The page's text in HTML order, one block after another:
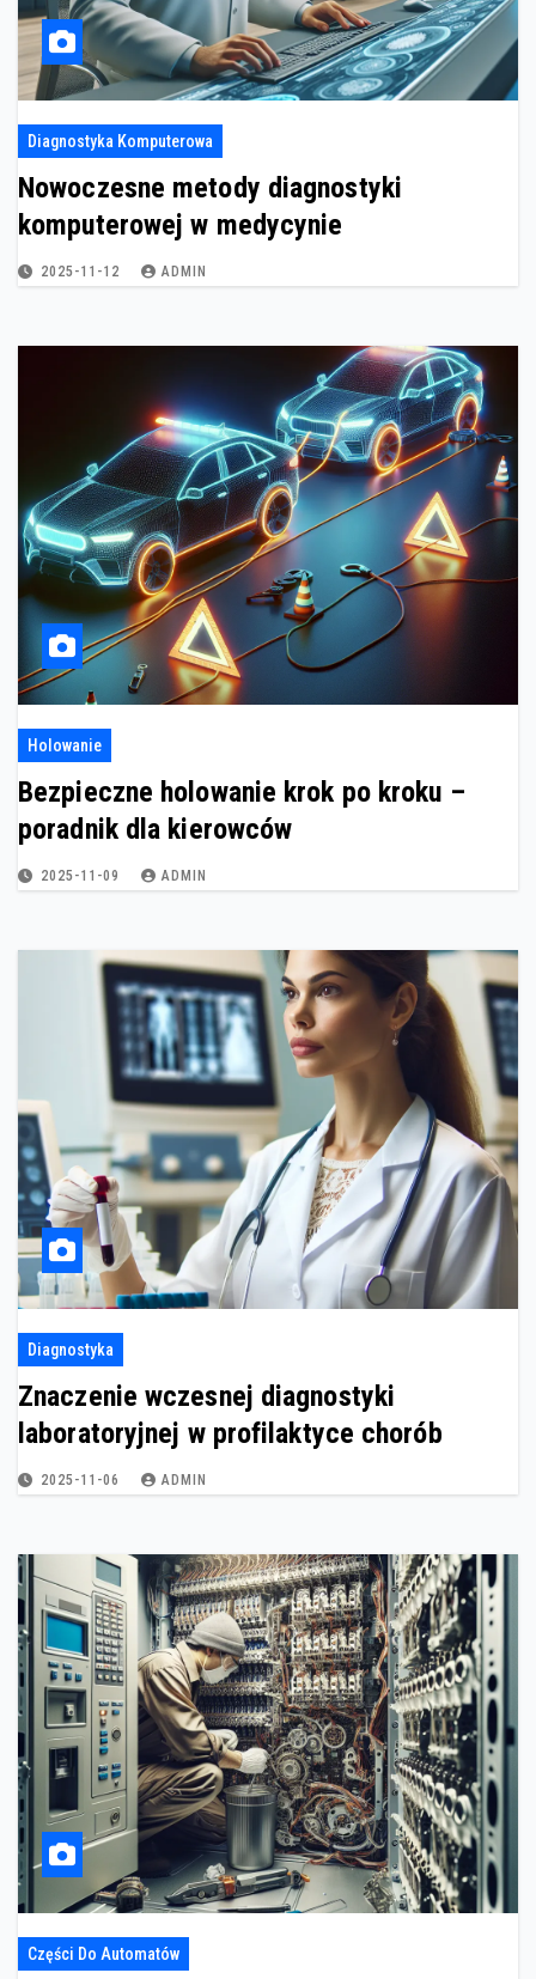
Diagnostyka Komputerowa
Nowoczesne metody diagnostyki
komputerowej w medycynie
2025-11-12 ADMIN
Holowanie
Bezpieczne holowanie krok po kroku –
poradnik dla kierowców
2025-11-09 ADMIN
Diagnostyka
Znaczenie wczesnej diagnostyki
laboratoryjnej w profilaktyce chorób
2025-11-06 ADMIN
Części Do Automatów